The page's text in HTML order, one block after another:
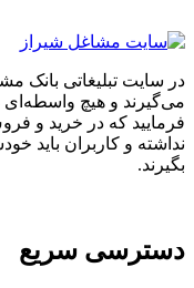
در سایت تبلیغاتی بانک
می‌گیرند و هیچ واسطه‌ای
فرمایید که در خرید و
نداشته و کاربران باید
بگیرند.
دسترسی سریع